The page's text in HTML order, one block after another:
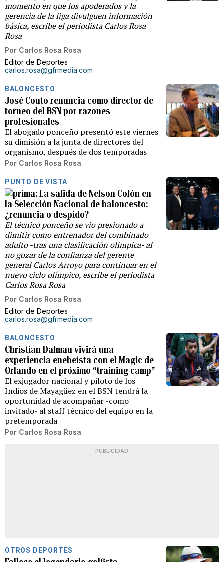
momento en que los apoderados y la
gerencia de la liga divulguen información
básica, escribe el periodista Carlos Rosa
Rosa
Por Carlos Rosa Rosa
Editor de Deportes
carlos.rosa@gfrmedia.com
BALONCESTO
José Couto renuncia como director de
torneo del BSN por razones
profesionales
El abogado ponceño presentó este viernes
su dimisión a la junta de directores del
organismo, después de dos temporadas
Por Carlos Rosa Rosa
PUNTO DE VISTA
La salida de Nelson Colón en
la Selección Nacional de baloncesto:
¿renuncia o despido?
El técnico ponceño se vio presionado a
dimitir como entrenador del combinado
adulto -tras una clasificación olímpica- al
no gozar de la confianza del gerente
general Carlos Arroyo para continuar en el
nuevo ciclo olímpico, escribe el periodista
Carlos Rosa Rosa
Por Carlos Rosa Rosa
Editor de Deportes
carlos.rosa@gfrmedia.com
BALONCESTO
Christian Dalmau vivirá una
experiencia enebeísta con el Magic de
Orlando en el próximo “training camp”
El exjugador nacional y piloto de los
Indios de Mayagüez en el BSN tendrá la
oportunidad de acompañar -como
invitado- al staff técnico del equipo en la
pretemporada
Por Carlos Rosa Rosa
PUBLICIDAD
OTROS DEPORTES